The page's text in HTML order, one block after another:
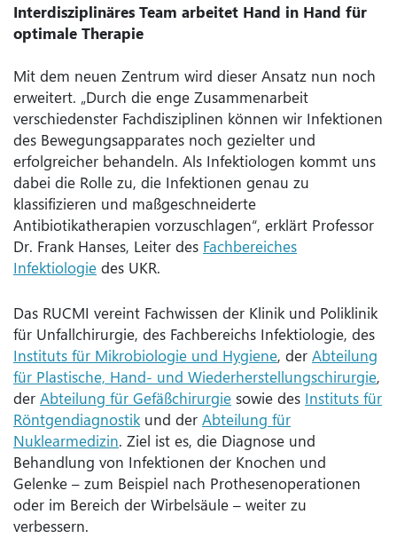
Interdisziplinäres Team arbeitet Hand in Hand für
optimale Therapie
Mit dem neuen Zentrum wird dieser Ansatz nun noch
erweitert. „Durch die enge Zusammenarbeit
verschiedenster Fachdisziplinen können wir Infektionen
des Bewegungsapparates noch gezielter und
erfolgreicher behandeln. Als Infektiologen kommt uns
dabei die Rolle zu, die Infektionen genau zu
klassifizieren und maßgeschneiderte
Antibiotikatherapien vorzuschlagen“, erklärt Professor
Dr. Frank Hanses, Leiter des Fachbereiches
Infektiologie des UKR.
Das RUCMI vereint Fachwissen der Klinik und Poliklinik
für Unfallchirurgie, des Fachbereichs Infektiologie, des
Instituts für Mikrobiologie und Hygiene, der Abteilung
für Plastische, Hand- und Wiederherstellungschirurgie,
der Abteilung für Gefäßchirurgie sowie des Instituts für
Röntgendiagnostik und der Abteilung für
Nuklearmedizin. Ziel ist es, die Diagnose und
Behandlung von Infektionen der Knochen und
Gelenke – zum Beispiel nach Prothesenoperationen
oder im Bereich der Wirbelsäule – weiter zu
verbessern.